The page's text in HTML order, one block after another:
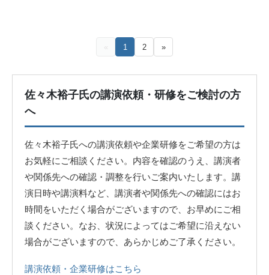
1 2 »
佐々木裕子氏の講演依頼・研修をご検討の方
へ
佐々木裕子氏への講演依頼や企業研修をご希望の方は
お気軽にご相談ください。内容を確認のうえ、講演者
や関係先への確認・調整を行いご案内いたします。講
演日時や講演料など、講演者や関係先への確認にはお
時間をいただく場合がございますので、お早めにご相
談ください。なお、状況によってはご希望に沿えない
場合がございますので、あらかじめご了承ください。
講演依頼・企業研修はこちら